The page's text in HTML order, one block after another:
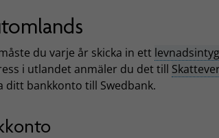
du varje år skicka in ett levnadsintyg
i utlandet anmäler du det till
ditt bankkonto till Swedbank.